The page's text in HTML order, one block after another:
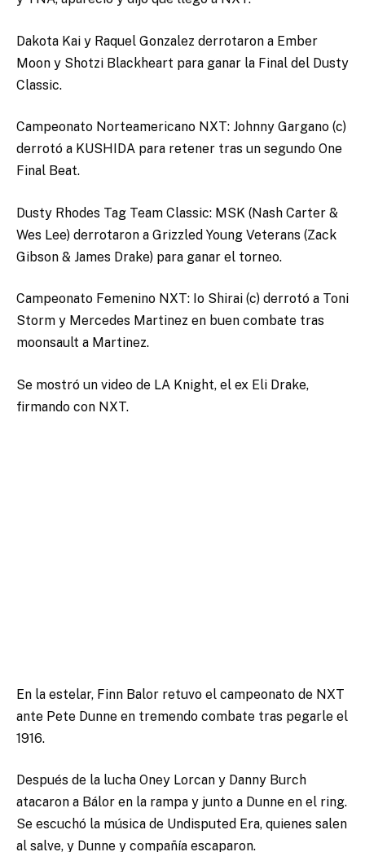
Dakota Kai y Raquel Gonzalez derrotaron a Ember
Moon y Shotzi Blackheart para ganar la Final del Dusty
Classic.
Campeonato Norteamericano NXT: Johnny Gargano (c)
derrotó a KUSHIDA para retener tras un segundo One
Final Beat.
Dusty Rhodes Tag Team Classic: MSK (Nash Carter &
Wes Lee) derrotaron a Grizzled Young Veterans (Zack
Gibson & James Drake) para ganar el torneo.
Campeonato Femenino NXT: Io Shirai (c) derrotó a Toni
Storm y Mercedes Martinez en buen combate tras
moonsault a Martinez.
Se mostró un video de LA Knight, el ex Eli Drake,
firmando con NXT.
En la estelar, Finn Balor retuvo el campeonato de NXT
ante Pete Dunne en tremendo combate tras pegarle el
1916.
Después de la lucha Oney Lorcan y Danny Burch
atacaron a Bálor en la rampa y junto a Dunne en el ring.
Se escuchó la música de Undisputed Era, quienes salen
al salve, y Dunne y compañía escaparon.